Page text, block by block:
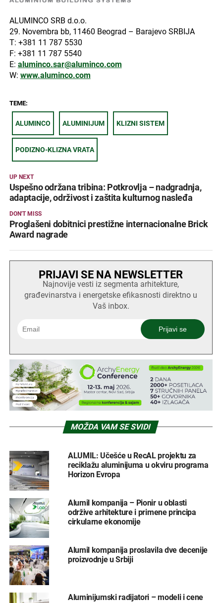
ALUMINCO SRB d.o.o.
29. Novembra bb, 11460 Beograd – Barajevo SRBIJA
Τ: +381 11 787 5530
F: +381 11 787 5540
E: aluminco.sar@aluminco.com
W: www.aluminco.com
TEME:
ALUMINCO ALUMINIJUM KLIZNI SISTEM
PODIZNO-KLIZNA VRATA
UP NEXT
Uspešno održana tribina: Potkrovlja – nadgradnja,
adaptacije, održivost i zaštita kulturnog nasleđa
DON'T MISS
Proglašeni dobitnici prestižne internacionalne Brick
Award nagrade
PRIJAVI SE NA NEWSLETTER
Najnovije vesti iz segmenta arhitekture,
građevinarstva i energetske efikasnosti direktno u
Vaš inbox.
MOŽDA VAM SE SVIDI
ALUMIL: Učešće u RecAL projektu za
reciklažu aluminijuma u okviru programa
Horizon Evropa
Alumil kompanija – Pionir u oblasti
održive arhitekture i primene principa
cirkularne ekonomije
Alumil kompanija proslavila dve decenije
proizvodnje u Srbiji
Aluminijumski radijatori – modeli i cene